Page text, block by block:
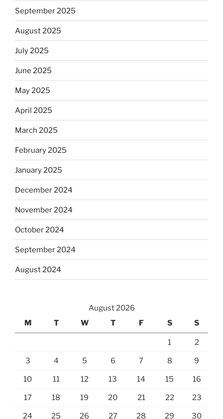
September 2025
August 2025
July 2025
June 2025
May 2025
April 2025
March 2025
February 2025
January 2025
December 2024
November 2024
October 2024
September 2024
August 2024
August 2026
M
T W T F S S
1 2
3 4 5 6 7 8 9
10 11 12 13 14 15 16
17 18 19 20 21 22 23
24 25 26 27 28 29 30